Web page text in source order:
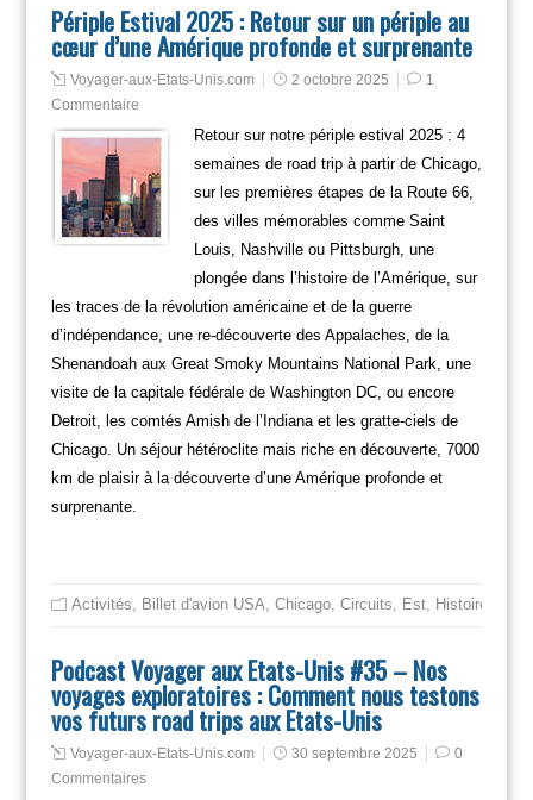
Périple Estival 2025 : Retour sur un périple au
cœur d’une Amérique profonde et surprenante
Voyager-aux-Etats-Unis.com 2 octobre 2025
1
Commentaire
Retour sur notre périple estival 2025 : 4
semaines de road trip à partir de Chicago,
sur les premières étapes de la Route 66,
des villes mémorables comme Saint
Louis, Nashville ou Pittsburgh, une
plongée dans l’histoire de l’Amérique, sur
les traces de la révolution américaine et de la guerre
d’indépendance, une re-découverte des Appalaches, de la
Shenandoah aux Great Smoky Mountains National Park, une
visite de la capitale fédérale de Washington DC, ou encore
Detroit, les comtés Amish de l’Indiana et les gratte-ciels de
Chicago. Un séjour hétéroclite mais riche en découverte, 7000
km de plaisir à la découverte d’une Amérique profonde et
surprenante.
Activités Billet d'avion USA Chicago, Circuits Est, Histoire des
Podcast Voyager aux Etats-Unis #35 – Nos
voyages exploratoires : Comment nous testons
vos futurs road trips aux Etats-Unis
Voyager-aux-Etats-Unis.com 30 septembre 2025
0
Commentaires